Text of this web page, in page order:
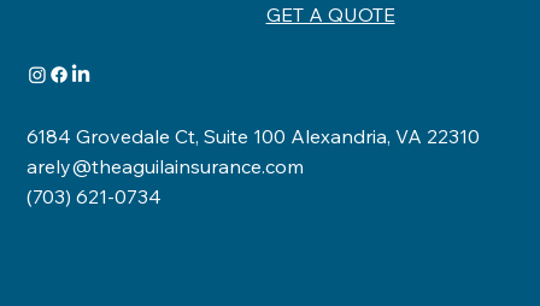
GET A QUOTE
6184 Grovedale Ct, Suite 100 Alexandria, VA 22310
arely@theaguilainsurance.com
(703) 621-0734